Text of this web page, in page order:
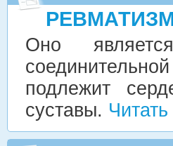
Оно
подлежит
суставы.